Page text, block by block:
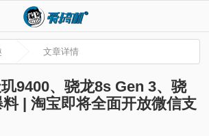
文章详情
9400、骁龙8s Gen 3、骁
| 淘宝即将全面开放微信支